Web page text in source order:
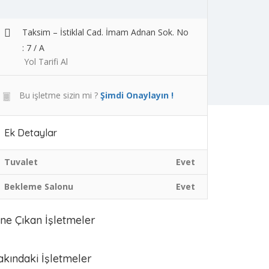
Taksim – İstiklal Cad. İmam Adnan Sok. No
: 7 / A
Yol Tarifi Al
Bu işletme sizin mi ? Şimdi Onaylayın !
Ek Detaylar
Tuvalet Evet
Bekleme Salonu Evet
Çıkan İşletmeler
İşletmeler